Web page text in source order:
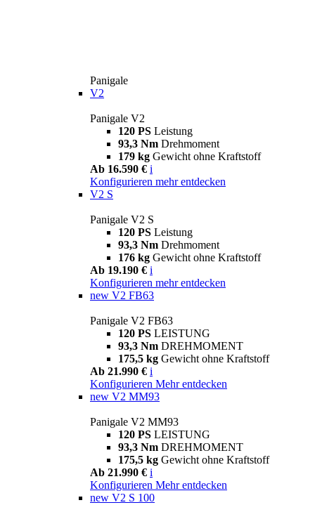
Panigale
V2
Panigale V2
120 PS Leistung
93,3 Nm Drehmoment
179 kg Gewicht ohne Kraftstoff
Ab 16.590 € i
Konfigurieren mehr entdecken
V2 S
Panigale V2 S
120 PS Leistung
93,3 Nm Drehmoment
176 kg Gewicht ohne Kraftstoff
Ab 19.190 € i
Konfigurieren mehr entdecken
new V2 FB63
Panigale V2 FB63
120 PS LEISTUNG
93,3 Nm DREHMOMENT
175,5 kg Gewicht ohne Kraftstoff
Ab 21.990 € i
Konfigurieren Mehr entdecken
new V2 MM93
Panigale V2 MM93
120 PS LEISTUNG
93,3 Nm DREHMOMENT
175,5 kg Gewicht ohne Kraftstoff
Ab 21.990 € i
Konfigurieren Mehr entdecken
new V2 S 100